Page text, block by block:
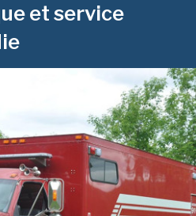
et service